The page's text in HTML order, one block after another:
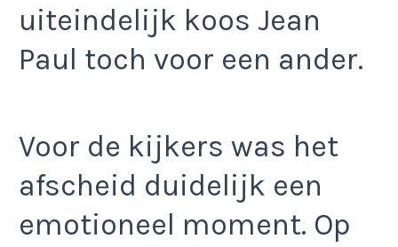
uiteindelijk koos Jean
Paul toch voor een ander.
Voor de kijkers was het
afscheid duidelijk een
emotioneel moment. Op